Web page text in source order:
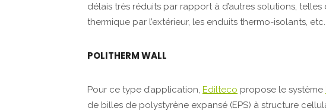
délais très réduits par rapport à d’autres solutions, telles
thermique par l’extérieur, les enduits thermo-isolants, etc.
POLITHERM WALL
Pour ce type d’application, Edilteco propose le système
de billes de polystyrène expansé (EPS) à structure